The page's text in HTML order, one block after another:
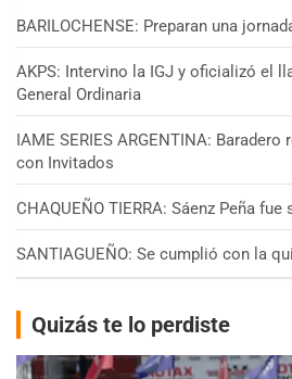
BARILOCHENSE: Preparan una
AKPS: Intervino la IGJ y oficializó el
General Ordinaria
IAME SERIES ARGENTINA:
con Invitados
CHAQUEÑO TIERRA: Sáenz Peña
SANTIAGUEÑO: Se cumplió con la
Quizás te lo perdiste